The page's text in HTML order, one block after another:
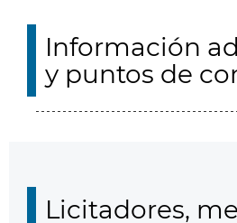
Información
y puntos de
Licitadores,